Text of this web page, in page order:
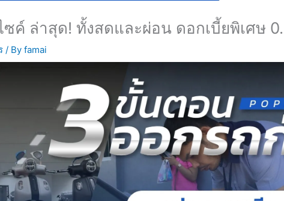
ซค์ ล่าสุด! ทั้งสดและผ่อน ดอกเบี้ยพิเศษ
/ By famai